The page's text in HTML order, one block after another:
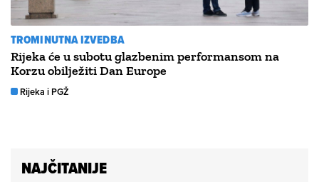
TROMINUTNA IZVEDBA
Rijeka će u subotu glazbenim performansom na
Korzu obilježiti Dan Europe
Rijeka i PGŽ
NAJČITANIJE